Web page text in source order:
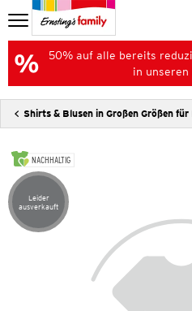
50% auf alle bereits
in unseren
Shirts & Blusen in Großen Größen für
NACHHALTIG
Artikel leider ausverkauft
Leider
ausverkauft